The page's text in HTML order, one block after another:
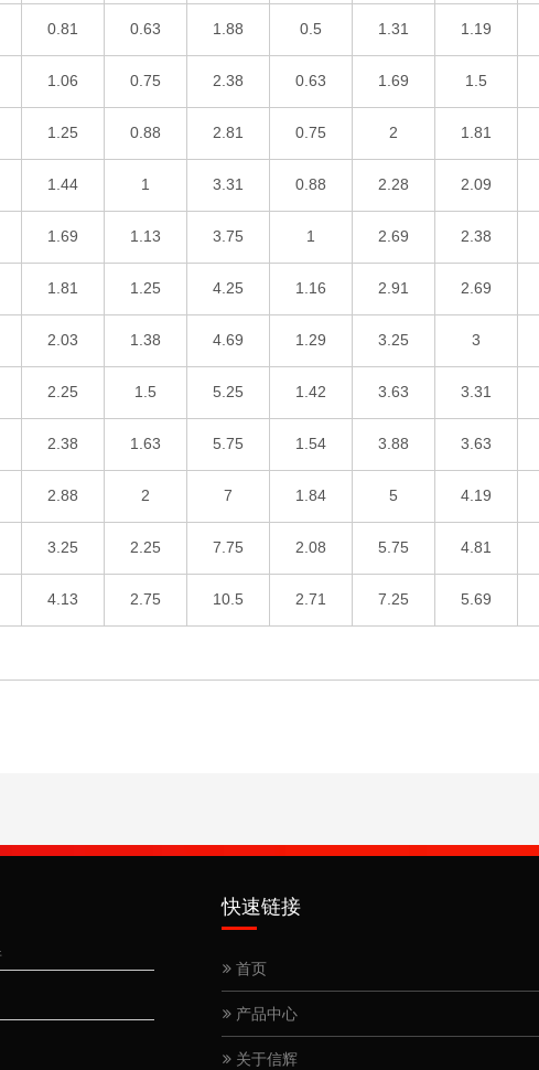
0.81 0.63 1.88 0.5 1.31 1.19
1.06 0.75 2.38 0.63 1.69 1.5
1.25 0.88 2.81 0.75 2 1.81
1.44 1 3.31 0.88 2.28 2.09
1.69 1.13 3.75 1 2.69 2.38
1.81 1.25 4.25 1.16 2.91 2.69
2.03 1.38 4.69 1.29 3.25 3
2.25 1.5 5.25 1.42 3.63 3.31
2.38 1.63 5.75 1.54 3.88 3.63
2.88 2 7 1.84 5 4.19
3.25 2.25 7.75 2.08 5.75 4.81
4.13 2.75 10.5 2.71 7.25 5.69
快速链接
首页
产品中心
关于信辉